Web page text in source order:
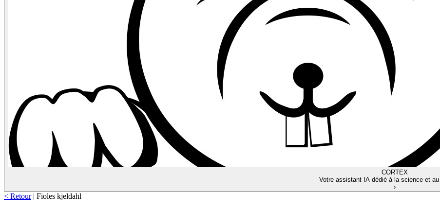
CORTEX
Votre assistant IA dédié à la science et au
›
< Retour | Fioles kjeldahl